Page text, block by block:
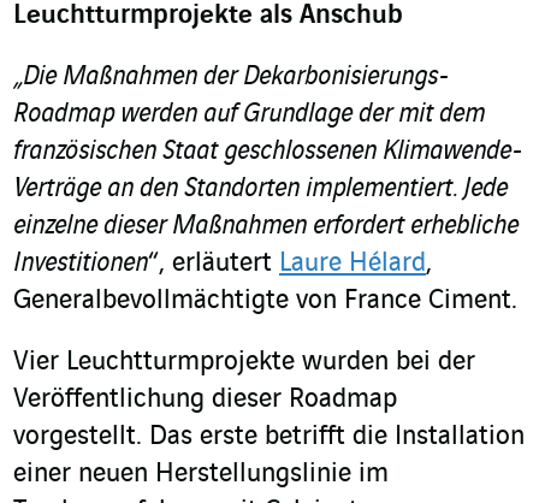
Leuchtturmprojekte als Anschub
„Die Maßnahmen der Dekarbonisierungs-
Roadmap werden auf Grundlage der mit dem
französischen Staat geschlossenen Klimawende-
Verträge an den Standorten implementiert. Jede
einzelne dieser Maßnahmen erfordert erhebliche
Investitionen“, erläutert Laure Hélard,
Generalbevollmächtigte von France Ciment.
Vier Leuchtturmprojekte wurden bei der
Veröffentlichung dieser Roadmap
vorgestellt. Das erste betrifft die Installation
einer neuen Herstellungslinie im